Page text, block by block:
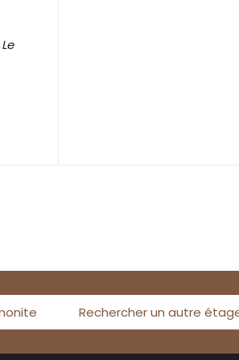
Rechercher un autre